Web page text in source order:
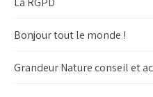
Bonjour tout le monde !
Grandeur Nature conseil et